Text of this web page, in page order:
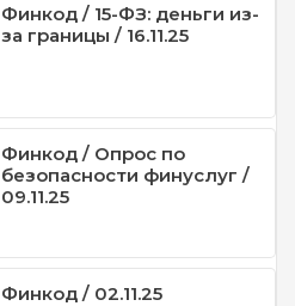
Финкод / 15-ФЗ: деньги из-
за границы / 16.11.25
Финкод / Опрос по
безопасности финуслуг /
09.11.25
Финкод / 02.11.25